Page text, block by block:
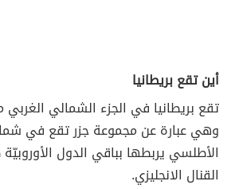
أين تقع بريطانيا
تقع بريطانيا في الجزء الشمالي الغربي
وهي عبارة عن مجموعة جزر تقع في
الأطلسي يربطها بباقي الدول
القنال الانجليزي.